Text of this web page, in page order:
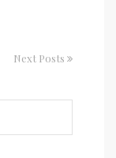
Next Posts